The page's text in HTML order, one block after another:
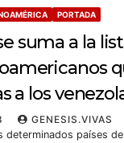
PORTADA
suma a la
a los
GENESIS.VIVAS
determinados países